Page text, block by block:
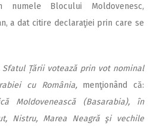
numele Blocului Moldovenesc,
a dat citire declaraţiei prin care se
Sfatul Țării votează prin vot nominal
cu România, menţionând că:
Moldo­venească (Basarabia), în
Nistru, Marea Neagră şi vechile